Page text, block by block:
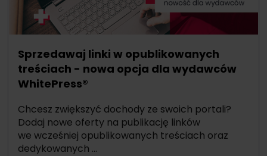
Sprzedawaj linki w opublikowanych
treściach - nowa opcja dla wydawców
WhitePress®
Chcesz zwiększyć dochody ze swoich portali?
Dodaj nowe oferty na publikację linków
we wcześniej opublikowanych treściach oraz
dedykowanych ...